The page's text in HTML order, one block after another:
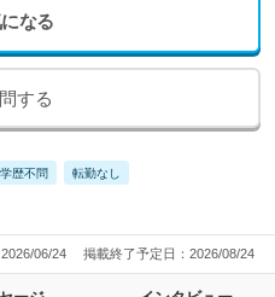
なる
する
学歴不問 転勤なし
06/24 掲載終了予定日：2026/08/24